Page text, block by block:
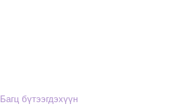
Багц бүтээгдэхүүн